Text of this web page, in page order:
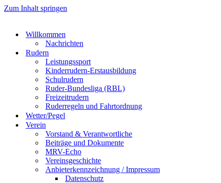
Zum Inhalt springen
Willkommen
Nachrichten
Rudern
Leistungssport
Kinderrudern-Erstausbildung
Schulrudern
Ruder-Bundesliga (RBL)
Freizeitrudern
Ruderregeln und Fahrtordnung
Wetter/Pegel
Verein
Vorstand & Verantwortliche
Beiträge und Dokumente
MRV-Echo
Vereinsgeschichte
Anbieterkennzeichnung / Impressum
Datenschutz